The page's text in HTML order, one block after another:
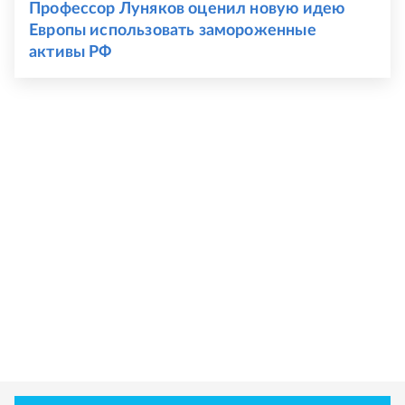
Профессор Луняков оценил новую идею
Европы использовать замороженные
активы РФ